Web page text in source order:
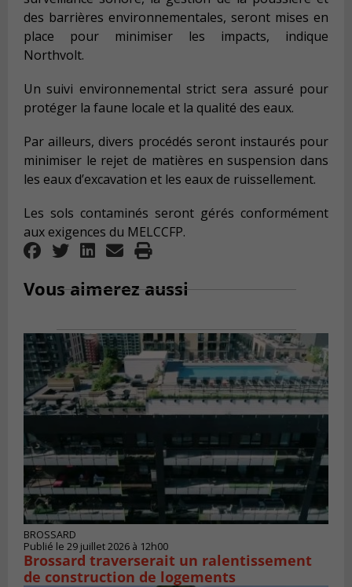
des barrières environnementales, seront mises en
place pour minimiser les impacts, indique
Northvolt.
Un suivi environnemental strict sera assuré pour
protéger la faune locale et la qualité des eaux.
Par ailleurs, divers procédés seront instaurés pour
minimiser le rejet de matières en suspension dans
les eaux d’excavation et les eaux de ruissellement.
Les sols contaminés seront gérés conformément
aux exigences du MELCCFP.
Vous aimerez aussi
BROSSARD
Publié le 29 juillet 2026 à 12h00
Brossard traverserait un ralentissement
de construction de logements